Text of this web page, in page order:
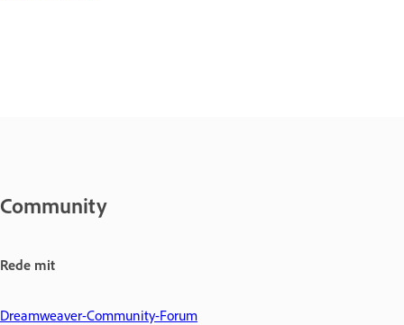
Community
Rede mit
Dreamweaver-Community-Forum